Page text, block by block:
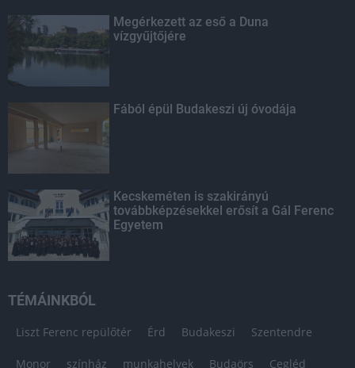
Megérkezett az eső a Duna
vízgyűjtőjére
Fából épül Budakeszi új óvodája
Kecskeméten is szakirányú
továbbképzésekkel erősít a Gál Ferenc
Egyetem
TÉMÁINKBÓL
Liszt Ferenc repülőtér Érd Budakeszi Szentendre
Monor színház munkahelyek Budaörs Cegléd